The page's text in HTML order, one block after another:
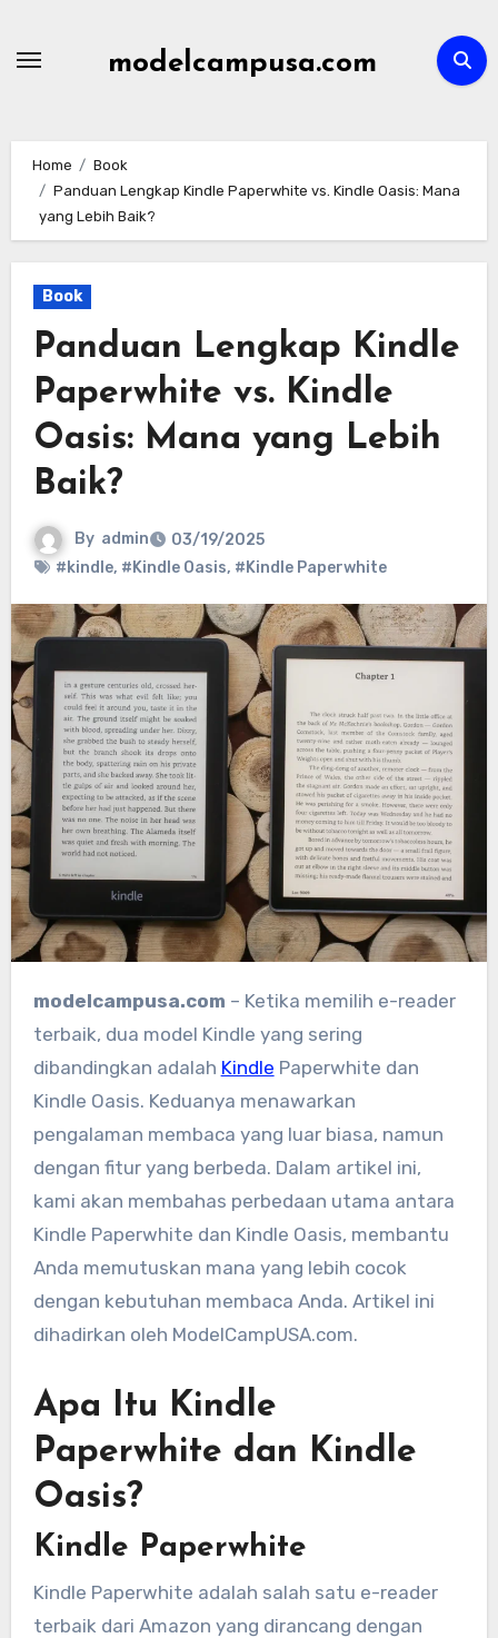
modelcampusa.com
Home
Book
Panduan Lengkap Kindle Paperwhite vs. Kindle Oasis: Mana
yang Lebih Baik?
Book
Panduan Lengkap Kindle
Paperwhite vs. Kindle
Oasis: Mana yang Lebih
Baik?
By admin
03/19/2025
#kindle, #Kindle Oasis, #Kindle Paperwhite
modelcampusa.com – Ketika memilih e-reader
terbaik, dua model Kindle yang sering
dibandingkan adalah Kindle Paperwhite dan
Kindle Oasis. Keduanya menawarkan
pengalaman membaca yang luar biasa, namun
dengan fitur yang berbeda. Dalam artikel ini,
kami akan membahas perbedaan utama antara
Kindle Paperwhite dan Kindle Oasis, membantu
Anda memutuskan mana yang lebih cocok
dengan kebutuhan membaca Anda. Artikel ini
dihadirkan oleh ModelCampUSA.com.
Apa Itu Kindle
Paperwhite dan Kindle
Oasis?
Kindle Paperwhite
Kindle Paperwhite adalah salah satu e-reader
terbaik dari Amazon yang dirancang dengan